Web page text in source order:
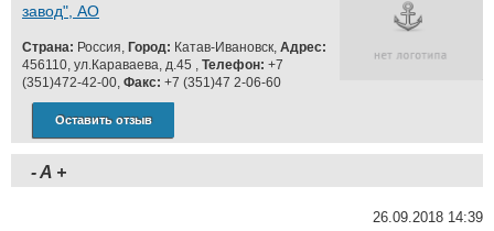
завод", АО
Страна: Россия, Город: Катав-Ивановск, Адрес:
456110, ул.Караваева, д.45 , Телефон: +7
(351)472-42-00, Факс: +7 (351)47 2-06-60
Оставить отзыв
-A +
26.09.2018 14:39